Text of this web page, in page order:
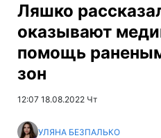
Ляшко
оказывают
помощь
зон
12:07 18.08.2022 Чт
УЛЯНА БЕЗПАЛЬКО